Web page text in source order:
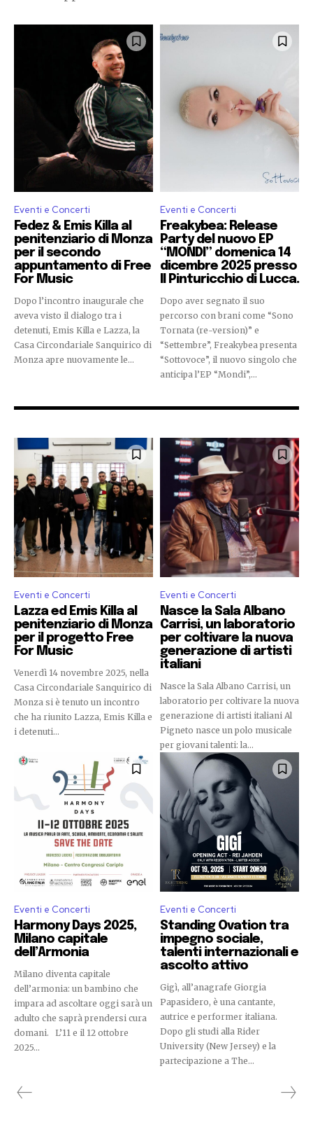
Eventi e Concerti
Fedez & Emis Killa al
penitenziario di Monza
per il secondo
appuntamento di Free
For Music
Dopo l’incontro inaugurale che
aveva visto il dialogo tra i
detenuti, Emis Killa e Lazza, la
Casa Circondariale Sanquirico di
Monza apre nuovamente le...
Eventi e Concerti
Freakybea: Release
Party del nuovo EP
“MONDI” domenica 14
dicembre 2025 presso
Il Pinturicchio di Lucca.
Dopo aver segnato il suo
percorso con brani come “Sono
Tornata (re-version)” e
“Settembre”, Freakybea presenta
“Sottovoce”, il nuovo singolo che
anticipa l’EP “Mondi”,...
Eventi e Concerti
Lazza ed Emis Killa al
penitenziario di Monza
per il progetto Free
For Music
Venerdì 14 novembre 2025, nella
Casa Circondariale Sanquirico di
Monza si è tenuto un incontro
che ha riunito Lazza, Emis Killa e
i detenuti...
Eventi e Concerti
Nasce la Sala Albano
Carrisi, un laboratorio
per coltivare la nuova
generazione di artisti
italiani
Nasce la Sala Albano Carrisi, un
laboratorio per coltivare la nuova
generazione di artisti italiani Al
Pigneto nasce un polo musicale
per giovani talenti: la...
Eventi e Concerti
Harmony Days 2025,
Milano capitale
dell’Armonia
Milano diventa capitale
dell’armonia: un bambino che
impara ad ascoltare oggi sarà un
adulto che saprà prendersi cura
domani. L’11 e il 12 ottobre
2025...
Eventi e Concerti
Standing Ovation tra
impegno sociale,
talenti internazionali e
ascolto attivo
Gigì, all’anagrafe Giorgia
Papasidero, è una cantante,
autrice e performer italiana.
Dopo gli studi alla Rider
University (New Jersey) e la
partecipazione a The...